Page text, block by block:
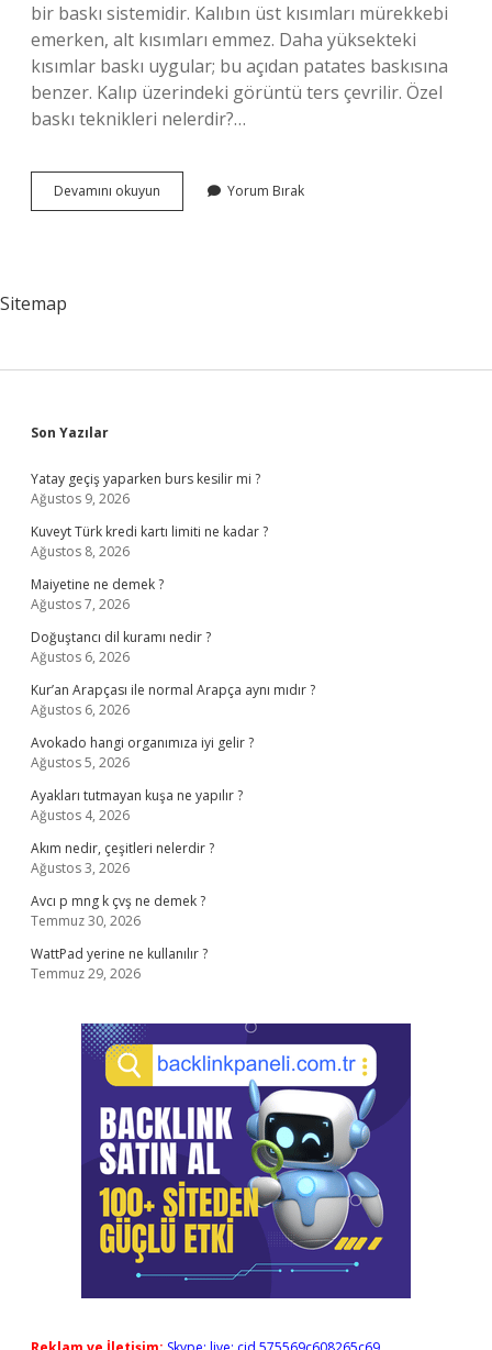
bir baskı sistemidir. Kalıbın üst kısımları mürekkebi
emerken, alt kısımları emmez. Daha yüksekteki
kısımlar baskı uygular; bu açıdan patates baskısına
benzer. Kalıp üzerindeki görüntü ters çevrilir. Özel
baskı teknikleri nelerdir?…
Devamını okuyun
Metodu
Yorum Bırak
Sitemap
Sidebar
Son Yazılar
Yatay geçiş yaparken burs kesilir mi ?
Ağustos 9, 2026
Kuveyt Türk kredi kartı limiti ne kadar ?
Ağustos 8, 2026
Maiyetine ne demek ?
Ağustos 7, 2026
Doğuştancı dil kuramı nedir ?
Ağustos 6, 2026
Kur’an Arapçası ile normal Arapça aynı mıdır ?
Ağustos 6, 2026
Avokado hangi organımıza iyi gelir ?
Ağustos 5, 2026
Ayakları tutmayan kuşa ne yapılır ?
Ağustos 4, 2026
Akım nedir, çeşitleri nelerdir ?
Ağustos 3, 2026
Avcı p mng k çvş ne demek ?
Temmuz 30, 2026
WattPad yerine ne kullanılır ?
Temmuz 29, 2026